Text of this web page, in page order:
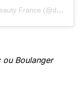
Une publication partagée par Dyson Beauty France (@dysonbeauty_fr)
Boulanger